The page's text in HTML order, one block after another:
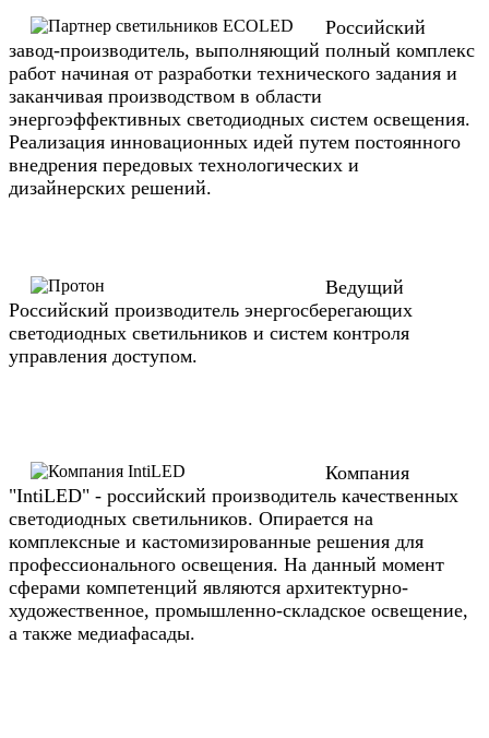
Российский
завод-производитель, выполняющий полный комплекс
работ начиная от разработки технического задания и
заканчивая производством в области
энергоэффективных светодиодных систем освещения.
Реализация инновационных идей путем постоянного
внедрения передовых технологических и
дизайнерских решений.
Ведущий
Российский производитель энергосберегающих
светодиодных светильников и систем контроля
управления доступом.
Компания
"IntiLED" - российский производитель качественных
светодиодных светильников. Опирается на
комплексные и кастомизированные решения для
профессионального освещения. На данный момент
сферами компетенций являются архитектурно-
художественное, промышленно-складское освещение,
а также медиафасады.